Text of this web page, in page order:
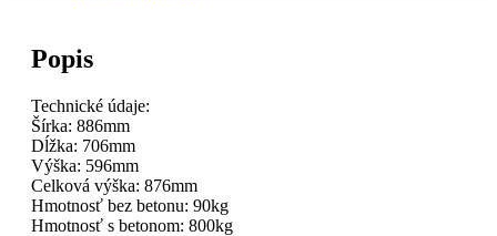
Popis
Technické údaje:
Šírka: 886mm
Dĺžka: 706mm
Výška: 596mm
Celková výška: 876mm
Hmotnosť bez betonu: 90kg
Hmotnosť s betonom: 800kg